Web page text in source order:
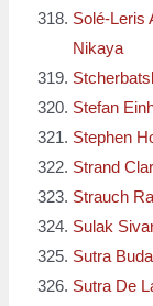
Solé-Leris
Nikaya
Stefan
Stephen
Strand
Strauch
Sulak
Sutra
Sutra De